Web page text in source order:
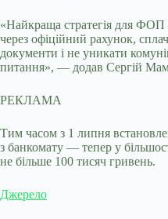
«Найкраща стратегія для
через офіційний рахунок,
документи і не уникати
питання», — додав Сергій
РЕКЛАМА
Тим часом з 1 липня
з банкомату — тепер у
не більше 100 тисяч гривень.
Джерело